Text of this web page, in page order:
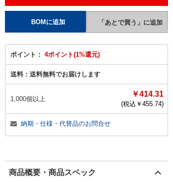
ポイント： 4ポイント(1%還元)
送料： 送料無料でお届けします
1,000個以上
￥414.31
(税込￥ 455.74)
納期・仕様・代替品のお問合せ
商品概要・商品スペック